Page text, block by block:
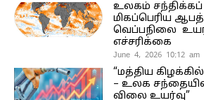
உலகம்
மிகப்பெரிய
வெப்பநிலை
எச்சரிக்கை
June 4, 2026 10:12 am
“மத்திய
– உலக
விலை உயர்வு”